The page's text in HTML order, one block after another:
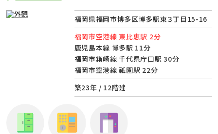
福岡県福岡市博多区博多駅東３丁目15-16
福岡市空港線 東比恵駅 2分
鹿児島本線 博多駅 11分
福岡市箱崎線 千代県庁口駅 30分
福岡市空港線 祇園駅 22分
築23年 / 12階建